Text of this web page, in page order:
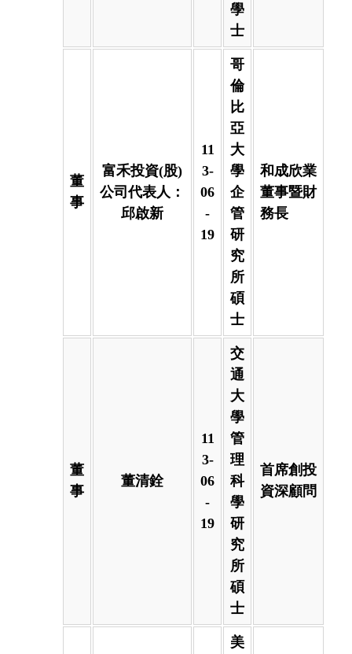
學
士
董
事
富禾投資(股)
公司代表人：
邱啟新
11
3-
06
-
19
哥
倫
比
亞
大
學
企
管
研
究
所
碩
士
和成欣業
董事暨財
務長
董
事
董清銓
11
3-
06
-
19
交
通
大
學
管
理
科
學
研
究
所
碩
士
首席創投
資深顧問
美